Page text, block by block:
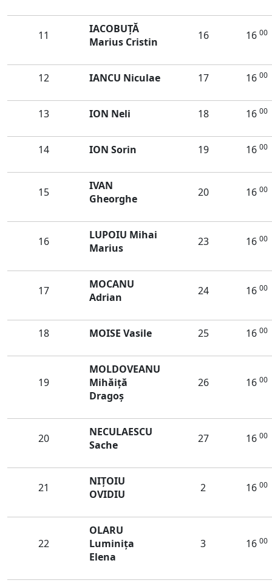
11
IACOBUȚĂ
Marius Cristin
16 16 00
12 IANCU Niculae 17 16 00
13 ION Neli 18 16 00
14 ION Sorin 19 16 00
15
IVAN
Gheorghe
20 16 00
16
LUPOIU Mihai
Marius
23 16 00
17
MOCANU
Adrian
24 16 00
18 MOISE Vasile 25 16 00
19
MOLDOVEANU
Mihăiţă
Dragoş
26 16 00
20
NECULAESCU
Sache
27 16 00
21
NIȚOIU
OVIDIU
2 16 00
22
OLARU
Luminiţa
Elena
3 16 00